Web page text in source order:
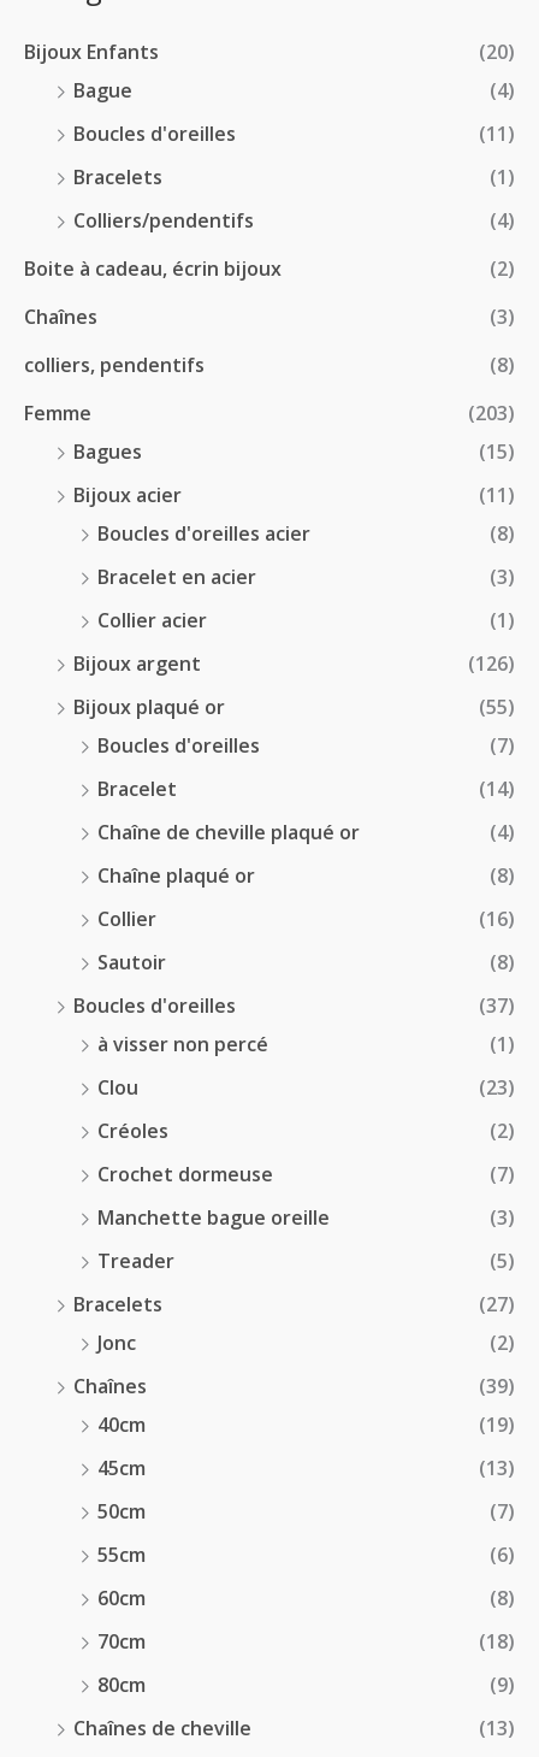
.0
Bijoux Enfants
(20)
Bague
(4)
Boucles d'oreilles
(11)
Bracelets
(1)
Colliers/pendentifs
(4)
Boite à cadeau, écrin bijoux
(2)
Chaînes
(3)
colliers, pendentifs
(8)
Femme
(203)
Bagues
(15)
Bijoux acier
(11)
Boucles d'oreilles acier
(8)
Bracelet en acier
(3)
Collier acier
(1)
Bijoux argent
(126)
Bijoux plaqué or
(55)
Boucles d'oreilles
(7)
Bracelet
(14)
Chaîne de cheville plaqué or
(4)
Chaîne plaqué or
(8)
Collier
(16)
Sautoir
(8)
Boucles d'oreilles
(37)
à visser non percé
(1)
Clou
(23)
Créoles
(2)
Crochet dormeuse
(7)
Manchette bague oreille
(3)
Treader
(5)
Bracelets
(27)
Jonc
(2)
Chaînes
(39)
40cm
(19)
45cm
(13)
50cm
(7)
55cm
(6)
60cm
(8)
70cm
(18)
80cm
(9)
Chaînes de cheville
(13)